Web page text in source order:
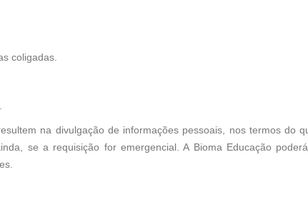
coligadas.
na divulgação de informações pessoais, nos termos do
se a requisição for emergencial. A Bioma Educação